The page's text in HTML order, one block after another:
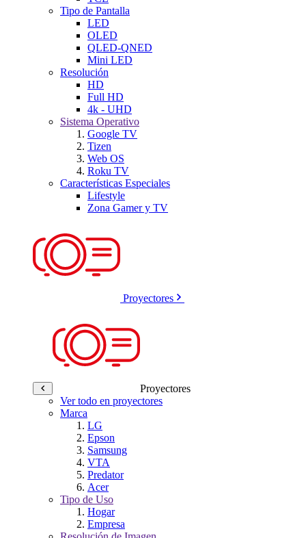
Tipo de Pantalla
LED
OLED
QLED-QNED
Mini LED
Resolución
HD
Full HD
4k - UHD
Sistema Operativo
Google TV
Tizen
Web OS
Roku TV
Características Especiales
Lifestyle
Zona Gamer y TV
Proyectores
Proyectores
Ver todo en proyectores
Marca
LG
Epson
Samsung
VTA
Predator
Acer
Tipo de Uso
Hogar
Empresa